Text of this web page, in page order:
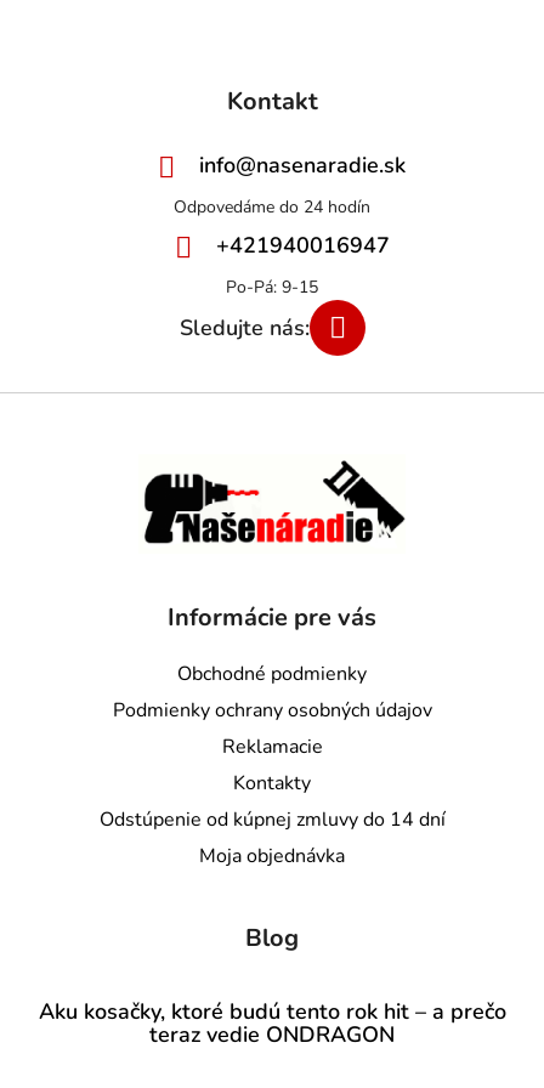
Kontakt
info@nasenaradie.sk
+421940016947
Informácie pre vás
Obchodné podmienky
Podmienky ochrany osobných údajov
Reklamacie
Kontakty
Odstúpenie od kúpnej zmluvy do 14 dní
Moja objednávka
Blog
Aku kosačky, ktoré budú tento rok hit – a prečo
teraz vedie ONDRAGON